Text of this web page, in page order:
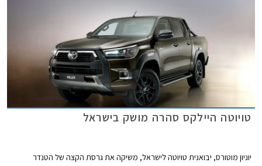
טויוטה היילקס סהרה מושק בישראל
יוניון מוטורס, יבואנית טויוטה לישראל, משיקה את גרסת הקצה של הטנדר